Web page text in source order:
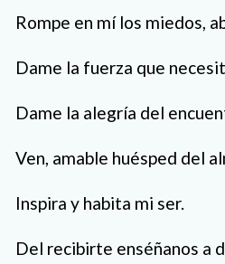
Rompe en mí los miedos,
Dame la fuerza que
Dame la alegría del
Ven, amable huésped del
Inspira y habita mi ser.
Del recibirte enséñanos a